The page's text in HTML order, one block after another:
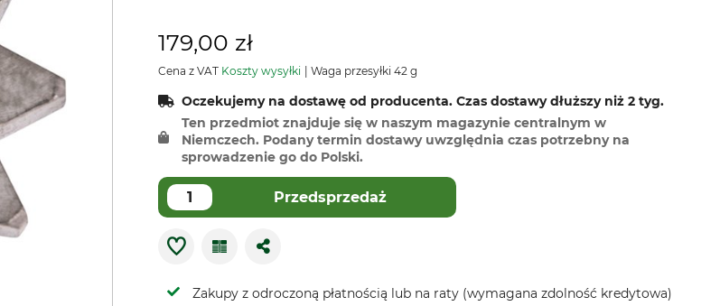
179,00 zł
Cena z VAT Koszty wysyłki Waga przesyłki 42 g
Oczekujemy na dostawę od producenta. Czas dostawy dłuższy niż 2 tyg.
Ten przedmiot znajduje się w naszym magazynie centralnym w
Niemczech. Podany termin dostawy uwzględnia czas potrzebny na
sprowadzenie go do Polski.
Przedsprzedaż
Zakupy z odroczoną płatnością lub na raty (wymagana zdolność kredytowa)